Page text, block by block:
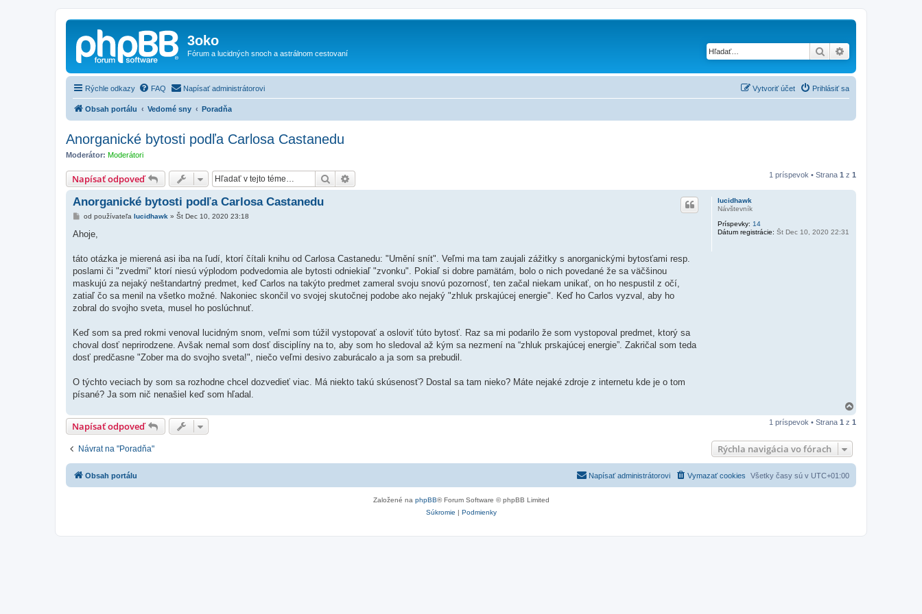
3oko
Fórum a lucidných snoch a astrálnom cestovaní Hľadať
Rýchle odkazy FAQ Napísať administrátorovi Prihlásiť sa
Vytvoriť účet
Obsah portálu Vedomé sny Poradňa
Anorganické bytosti podľa Carlosa Castanedu
Moderátor: Moderátori
Napísať odpoveď Hľadať 1 príspevok • Strana 1 z 1
lucidhawk
Návštevník
Príspevky: 14
Dátum registrácie: Št Dec 10, 2020 22:31
Anorganické bytosti podľa Carlosa Castanedu
P
í
e
o
k
od používateľa lucidhawk » Št Dec 10, 2020 23:18
Ahoje,
táto otázka je mierená asi iba na ľudí, ktorí čítali knihu od Carlosa Castanedu: "Umění snít". Veľmi ma tam zaujali zážitky s anorganickými bytosťami resp.
poslami či "zvedmi" ktorí niesú výplodom podvedomia ale bytosti odniekiaľ "zvonku". Pokiaľ si dobre pamätám, bolo o nich povedané že sa väčšinou
maskujú za nejaký neštandartný predmet, keď Carlos na takýto predmet zameral svoju snovú pozornosť, ten začal niekam unikať, on ho nespustil z očí,
zatiaľ čo sa menil na všetko možné. Nakoniec skončil vo svojej skutočnej podobe ako nejaký "zhluk prskajúcej energie". Keď ho Carlos vyzval, aby ho
zobral do svojho sveta, musel ho poslúchnuť.
Keď som sa pred rokmi venoval lucidným snom, veľmi som túžil vystopovať a osloviť túto bytosť. Raz sa mi podarilo že som vystopoval predmet, ktorý sa
choval dosť neprirodzene. Avšak nemal som dosť disciplíny na to, aby som ho sledoval až kým sa nezmení na “zhluk prskajúcej energie”. Zakričal som teda
dosť predčasne "Zober ma do svojho sveta!", niečo veľmi desivo zaburácalo a ja som sa prebudil.
O týchto veciach by som sa rozhodne chcel dozvedieť viac. Má niekto takú skúsenosť? Dostal sa tam nieko? Máte nejaké zdroje z internetu kde je o tom
písané? Ja som nič nenašiel keď som hľadal.
r
Napísať odpoveď 1 príspevok • Strana 1 z 1
Návrat na "Poradňa" Rýchla navigácia vo fórach
Obsah portálu Všetky časy sú v UTC+01:00
Vymazať cookies
Napísať administrátorovi
Založené na phpBB® Forum Software © phpBB Limited
Súkromie | Podmienky